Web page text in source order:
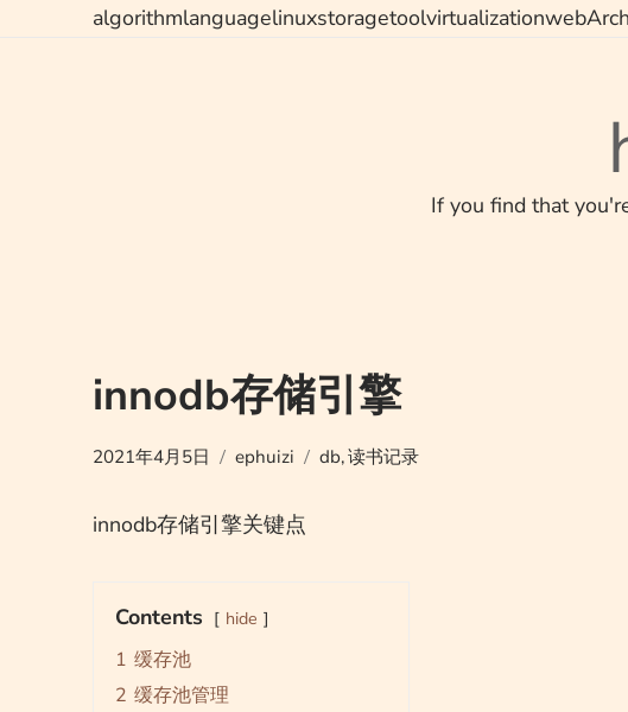
algorithmlanguagelinuxstoragetoolvirtualizationweb
If you find that
innodb存储引擎
2021年4月5日 ephuizi db,读书记录
innodb存储引擎关键点
Contents hide
1 缓存池
2 缓存池管理